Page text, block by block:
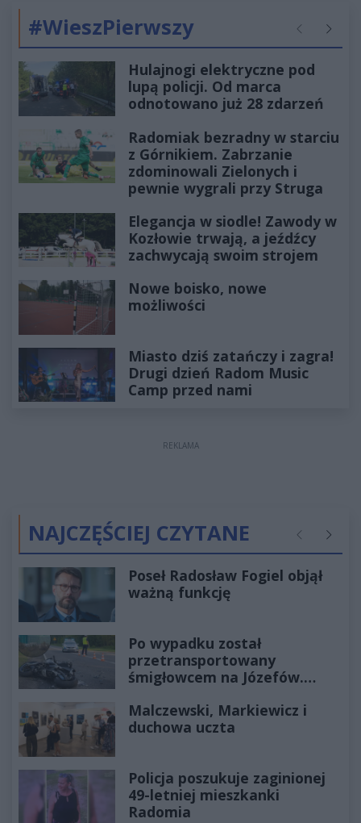
#WieszPierwszy Poprzednie
Hulajnogi elektryczne pod
lupą policji. Od marca
odnotowano już 28 zdarzeń
Radomiak bezradny w starciu
z Górnikiem. Zabrzanie
zdominowali Zielonych i
pewnie wygrali przy Struga
Elegancja w siodle! Zawody w
Kozłowie trwają, a jeźdźcy
zachwycają swoim strojem
Nowe boisko, nowe
możliwości
Miasto dziś zatańczy i zagra!
Drugi dzień Radom Music
Camp przed nami
REKLAMA
NAJCZĘŚCIEJ CZYTANE Poprzednie
Poseł Radosław Fogiel objął
ważną funkcję
Po wypadku został
przetransportowany
śmigłowcem na Józefów.
Malczewski, Markiewicz i
duchowa uczta
Policja poszukuje zaginionej
49-letniej mieszkanki
Radomia